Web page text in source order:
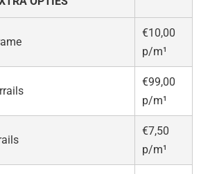
€10,00
p/m¹
€99,00
p/m¹
€7,50
p/m¹